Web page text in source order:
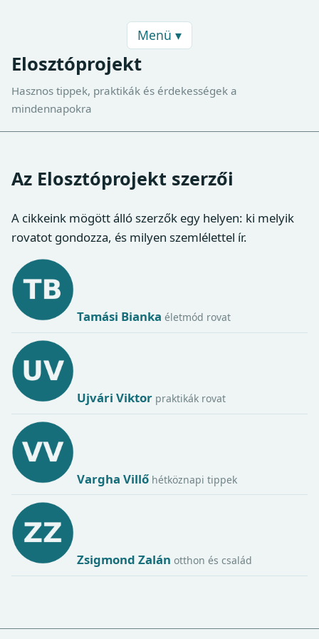
Menü ▾
Elosztóprojekt
Hasznos tippek, praktikák és érdekességek a
mindennapokra
Az Elosztóprojekt szerzői
A cikkeink mögött álló szerzők egy helyen: ki melyik
rovatot gondozza, és milyen szemlélettel ír.
Tamási Bianka életmód rovat
Ujvári Viktor praktikák rovat
Vargha Villő hétköznapi tippek
Zsigmond Zalán otthon és család